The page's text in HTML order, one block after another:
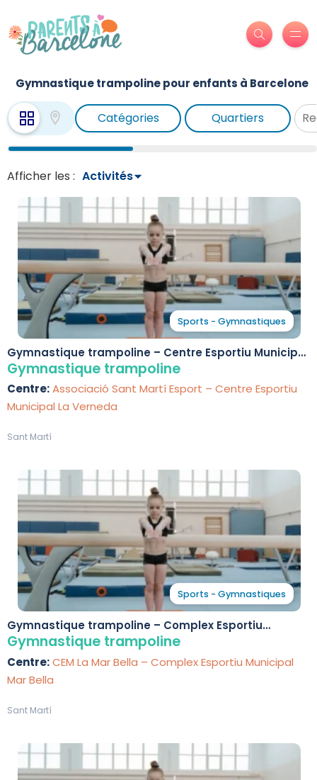
Gymnastique trampoline pour enfants à Barcelone
Catégories Quartiers
Afficher les :
Sports - Gymnastiques
Gymnastique trampoline – Centre Esportiu Municipal
La Verneda
Gymnastique trampoline
Centre:Associació Sant Martí Esport – Centre Esportiu
Municipal La Verneda
Sant Martí
Sports - Gymnastiques
Gymnastique trampoline – Complex Esportiu
Municipal Mar Bella
Gymnastique trampoline
Centre:CEM La Mar Bella – Complex Esportiu Municipal
Mar Bella
Sant Martí